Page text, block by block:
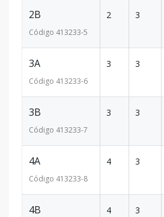
2B
Código 413233-5
2 3
3A
Código 413233-6
3 3
3B
Código 413233-7
3 3
4A
Código 413233-8
4 3
4B 4 3